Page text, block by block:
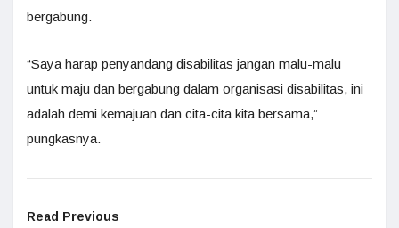
bergabung.
“Saya harap penyandang disabilitas jangan malu-malu
untuk maju dan bergabung dalam organisasi disabilitas, ini
adalah demi kemajuan dan cita-cita kita bersama,”
pungkasnya.
Read Previous